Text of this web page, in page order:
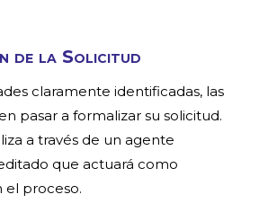
de la Solicitud
claramente identificadas, las
pasar a formalizar su solicitud.
a través de un agente
que actuará como
el proceso.